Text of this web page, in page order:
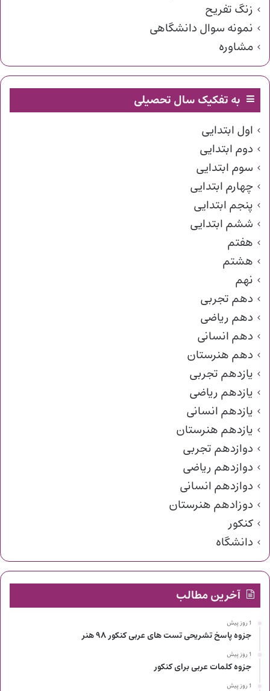
زنگ تفریح
نمونه سوال دانشگاهی
مشاوره
به تفکیک سال تحصیلی
اول ابتدایی
دوم ابتدایی
سوم ابتدایی
چهارم ابتدایی
پنجم ابتدایی
ششم ابتدایی
هفتم
هشتم
نهم
دهم تجربی
دهم ریاضی
دهم انسانی
دهم هنرستان
یازدهم تجربی
یازدهم ریاضی
یازدهم انسانی
یازدهم هنرستان
دوازدهم تجربی
دوازدهم ریاضی
دوازدهم انسانی
دوزادهم هنرستان
کنکور
دانشگاه
آخرین مطالب
1 روز پیش
جزوه پاسخ تشریحی تست های عربی کنکور ۹۸ هنر
1 روز پیش
جزوه کلمات عربی برای کنکور
1 روز پیش